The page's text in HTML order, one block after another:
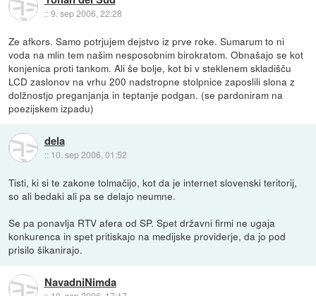
::9. sep 2006, 22:28
Ze afkors. Samo potrjujem dejstvo iz prve roke. Sumarum to ni
voda na mlin tem našim nesposobnim birokratom. Obnašajo se kot
konjenica proti tankom. Ali še bolje, kot bi v steklenem skladišču
LCD zaslonov na vrhu 200 nadstropne stolpnice zaposlili slona z
dolžnostjo preganjanja in teptanje podgan. (se pardoniram na
poezijskem izpadu)
dela
:: 10. sep 2006, 01:52
Tisti, ki si te zakone tolmačijo, kot da je internet slovenski teritorij,
so ali bedaki ali pa se delajo neumne.
Se pa ponavlja RTV afera od SP. Spet državni firmi ne ugaja
konkurenca in spet pritiskajo na medijske providerje, da jo pod
prisilo šikanirajo.
NavadniNimda